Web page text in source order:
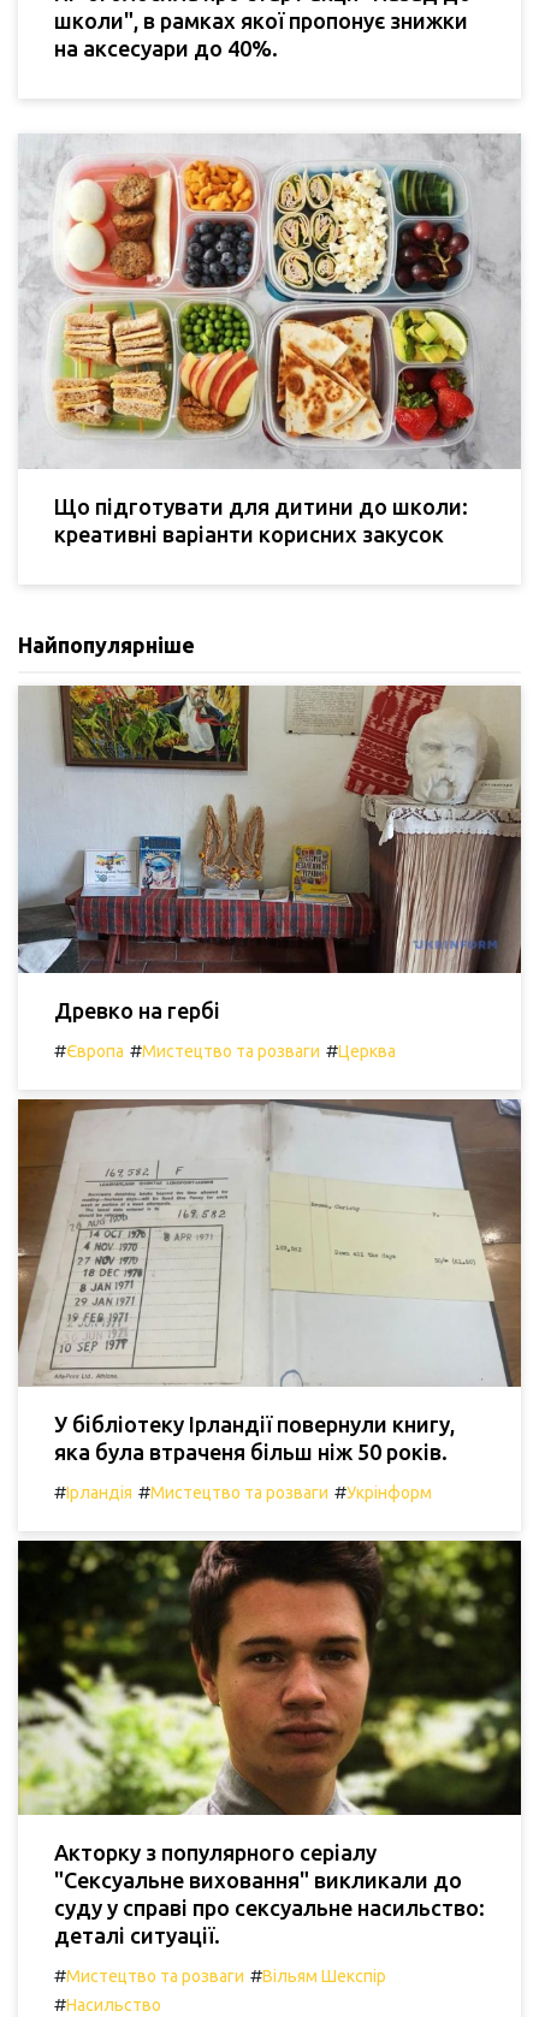
школи", в рамках якої пропонує знижки
на аксесуари до 40%.
Що підготувати для дитини до школи:
креативні варіанти корисних закусок
Найпопулярніше
Древко на гербі
#Європа #Мистецтво та розваги #Церква
У бібліотеку Ірландії повернули книгу,
яка була втраченя більш ніж 50 років.
#Ірландія #Мистецтво та розваги #Укрінформ
Акторку з популярного серіалу
"Сексуальне виховання" викликали до
суду у справі про сексуальне насильство:
деталі ситуації.
#Мистецтво та розваги #Вільям Шекспір
#Насильство